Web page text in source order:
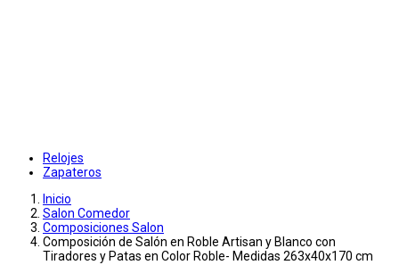
Relojes
Zapateros
Inicio
Salon Comedor
Composiciones Salon
Composición de Salón en Roble Artisan y Blanco con
Tiradores y Patas en Color Roble- Medidas 263x40x170 cm